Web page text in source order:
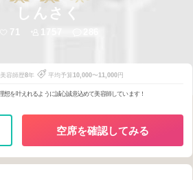
しんさく
71 1757
美容師歴8年 平均予算10,000〜11,000円
想を叶えれるように誠心誠意込めて美容師しています！
空席を確認してみる